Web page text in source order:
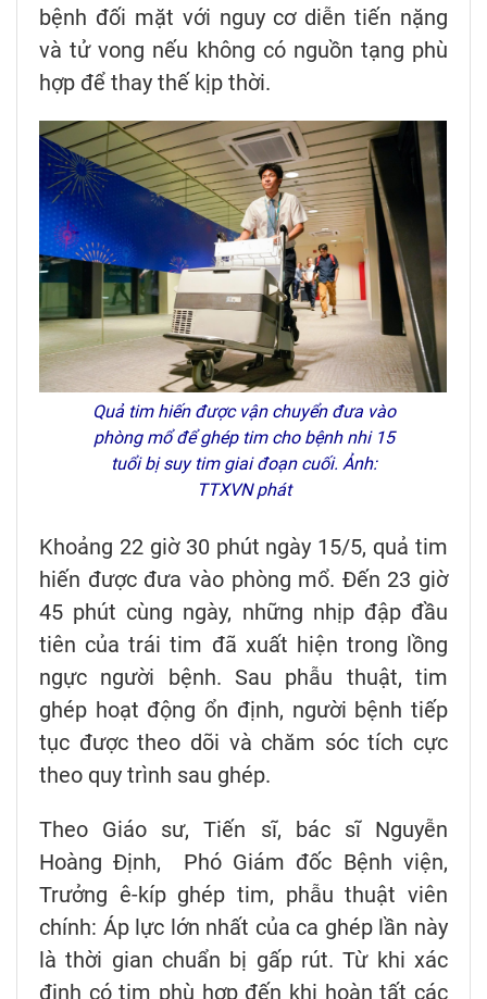
bệnh đối mặt với nguy cơ diễn tiến nặng
và tử vong nếu không có nguồn tạng phù
hợp để thay thế kịp thời.
Quả tim hiến được vận chuyển đưa vào
phòng mổ để ghép tim cho bệnh nhi 15
tuổi bị suy tim giai đoạn cuối. Ảnh:
TTXVN phát
Khoảng 22 giờ 30 phút ngày 15/5, quả tim
hiến được đưa vào phòng mổ. Đến 23 giờ
45 phút cùng ngày, những nhịp đập đầu
tiên của trái tim đã xuất hiện trong lồng
ngực người bệnh. Sau phẫu thuật, tim
ghép hoạt động ổn định, người bệnh tiếp
tục được theo dõi và chăm sóc tích cực
theo quy trình sau ghép.
Theo Giáo sư, Tiến sĩ, bác sĩ Nguyễn
Hoàng Định, Phó Giám đốc Bệnh viện,
Trưởng ê-kíp ghép tim, phẫu thuật viên
chính: Áp lực lớn nhất của ca ghép lần này
là thời gian chuẩn bị gấp rút. Từ khi xác
định có tim phù hợp đến khi hoàn tất các